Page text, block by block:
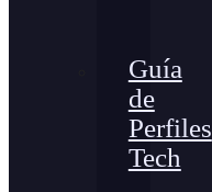
Guía
de
Perfiles
Tech